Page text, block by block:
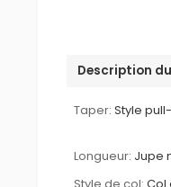
Description
Taper: Style
Longueur: Jupe
Style de col: Col